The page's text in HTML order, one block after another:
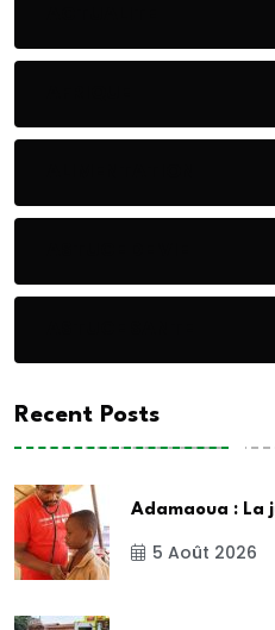
Recent Posts
Adamaoua : La
5 Août 2026